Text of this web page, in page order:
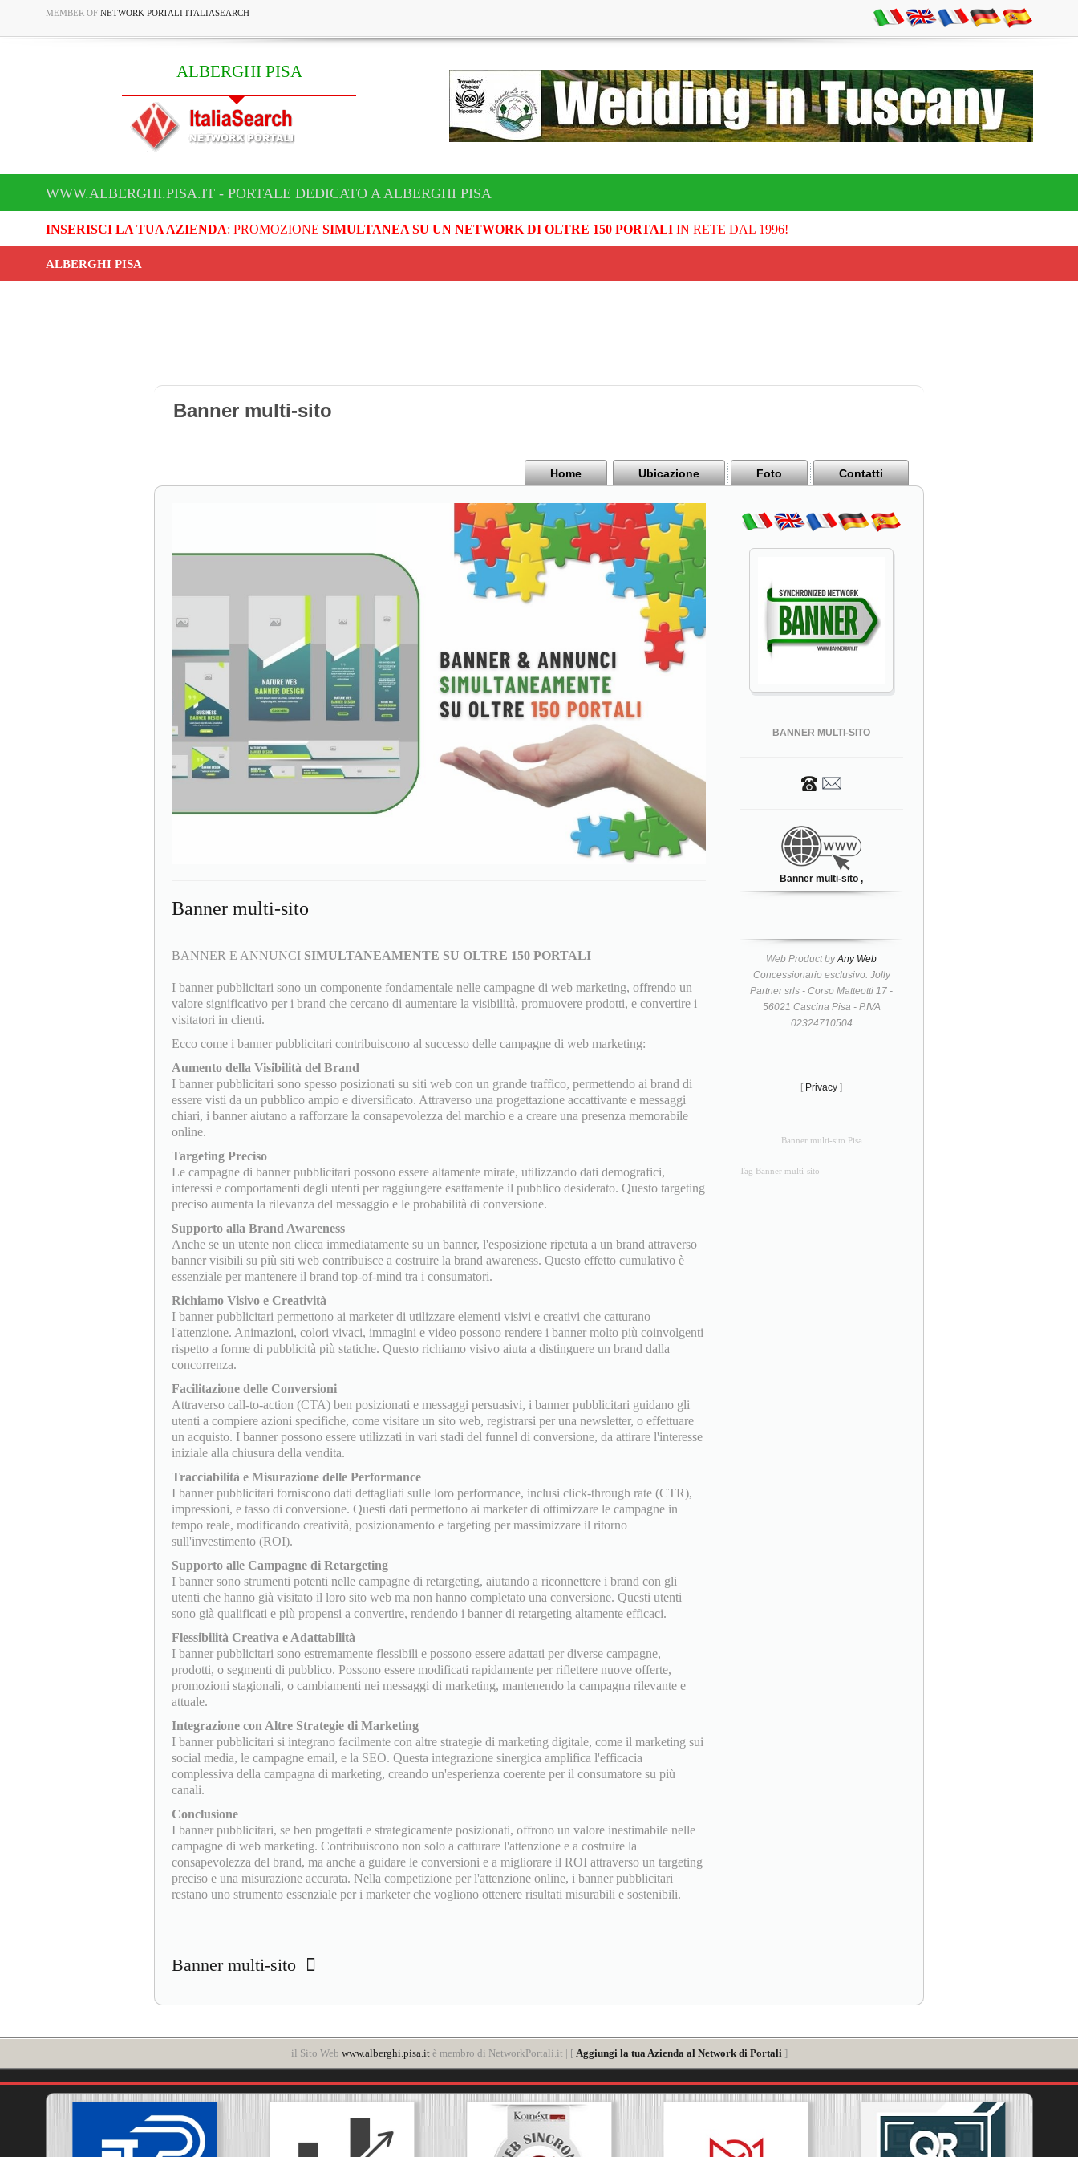
MEMBER OF NETWORK PORTALI ITALIASEARCH
ALBERGHI PISA
WWW.ALBERGHI.PISA.IT - PORTALE DEDICATO A ALBERGHI PISA
INSERISCI LA TUA AZIENDA: PROMOZIONE SIMULTANEA SU UN NETWORK DI OLTRE 150 PORTALIIN RETE DAL 1996!
ALBERGHI PISA
Banner multi-sito
Home Ubicazione Foto Contatti
Banner multi-sito
BANNER E ANNUNCI SIMULTANEAMENTE SU OLTRE 150 PORTALI
I banner pubblicitari sono un componente fondamentale nelle campagne di web marketing, offrendo un
valore significativo per i brand che cercano di aumentare la visibilità, promuovere prodotti, e convertire i
visitatori in clienti.
Ecco come i banner pubblicitari contribuiscono al successo delle campagne di web marketing:
Aumento della Visibilità del Brand
I banner pubblicitari sono spesso posizionati su siti web con un grande traffico, permettendo ai brand di
essere visti da un pubblico ampio e diversificato. Attraverso una progettazione accattivante e messaggi
chiari, i banner aiutano a rafforzare la consapevolezza del marchio e a creare una presenza memorabile
online.
Targeting Preciso
Le campagne di banner pubblicitari possono essere altamente mirate, utilizzando dati demografici,
interessi e comportamenti degli utenti per raggiungere esattamente il pubblico desiderato. Questo targeting
preciso aumenta la rilevanza del messaggio e le probabilità di conversione.
Supporto alla Brand Awareness
Anche se un utente non clicca immediatamente su un banner, l'esposizione ripetuta a un brand attraverso
banner visibili su più siti web contribuisce a costruire la brand awareness. Questo effetto cumulativo è
essenziale per mantenere il brand top-of-mind tra i consumatori.
Richiamo Visivo e Creatività
I banner pubblicitari permettono ai marketer di utilizzare elementi visivi e creativi che catturano
l'attenzione. Animazioni, colori vivaci, immagini e video possono rendere i banner molto più coinvolgenti
rispetto a forme di pubblicità più statiche. Questo richiamo visivo aiuta a distinguere un brand dalla
concorrenza.
Facilitazione delle Conversioni
Attraverso call-to-action (CTA) ben posizionati e messaggi persuasivi, i banner pubblicitari guidano gli
utenti a compiere azioni specifiche, come visitare un sito web, registrarsi per una newsletter, o effettuare
un acquisto. I banner possono essere utilizzati in vari stadi del funnel di conversione, da attirare l'interesse
iniziale alla chiusura della vendita.
Tracciabilità e Misurazione delle Performance
I banner pubblicitari forniscono dati dettagliati sulle loro performance, inclusi click-through rate (CTR),
impressioni, e tasso di conversione. Questi dati permettono ai marketer di ottimizzare le campagne in
tempo reale, modificando creatività, posizionamento e targeting per massimizzare il ritorno
sull'investimento (ROI).
Supporto alle Campagne di Retargeting
I banner sono strumenti potenti nelle campagne di retargeting, aiutando a riconnettere i brand con gli
utenti che hanno già visitato il loro sito web ma non hanno completato una conversione. Questi utenti
sono già qualificati e più propensi a convertire, rendendo i banner di retargeting altamente efficaci.
Flessibilità Creativa e Adattabilità
I banner pubblicitari sono estremamente flessibili e possono essere adattati per diverse campagne,
prodotti, o segmenti di pubblico. Possono essere modificati rapidamente per riflettere nuove offerte,
promozioni stagionali, o cambiamenti nei messaggi di marketing, mantenendo la campagna rilevante e
attuale.
Integrazione con Altre Strategie di Marketing
I banner pubblicitari si integrano facilmente con altre strategie di marketing digitale, come il marketing sui
social media, le campagne email, e la SEO. Questa integrazione sinergica amplifica l'efficacia
complessiva della campagna di marketing, creando un'esperienza coerente per il consumatore su più
canali.
Conclusione
I banner pubblicitari, se ben progettati e strategicamente posizionati, offrono un valore inestimabile nelle
campagne di web marketing. Contribuiscono non solo a catturare l'attenzione e a costruire la
consapevolezza del brand, ma anche a guidare le conversioni e a migliorare il ROI attraverso un targeting
preciso e una misurazione accurata. Nella competizione per l'attenzione online, i banner pubblicitari
restano uno strumento essenziale per i marketer che vogliono ottenere risultati misurabili e sostenibili.
Banner multi-sito
BANNER MULTI-SITO
Banner multi-sito ,
Web Product byAny Web
Concessionario esclusivo: Jolly
Partner srls - Corso Matteotti 17 -
56021 Cascina Pisa - P.IVA
02324710504
[ Privacy ]
Banner multi-sito Pisa
Tag Banner multi-sito
il Sito Web www.alberghi.pisa.itè membro di NetworkPortali.it | [ Aggiungi la tua Azienda al Network di Portali ]